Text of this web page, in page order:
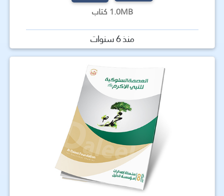
1.0MB كتاب
منذ 6 سنوات